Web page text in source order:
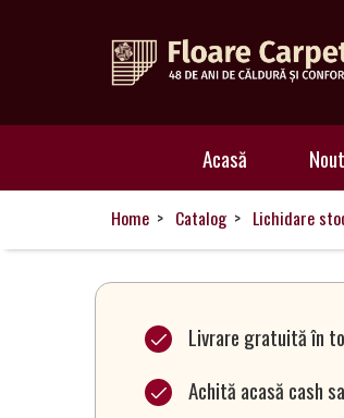
Acasă
Acasă
Despre
Home Catalog Lichidare
Livrare gratuită în
Achită acasă cash